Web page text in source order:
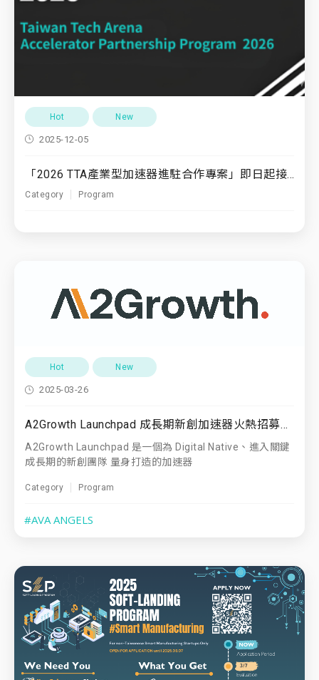
Hot New
2025-12-05
「2026 TTA產業型加速器進駐合作專案」即日起接受申請！
Category Program
Hot New
2025-03-26
A2Growth Launchpad 成長期新創加速器火熱招募中！
A2Growth Launchpad 是一個為 Digital Native、進入關鍵
成長期的新創團隊 量身打造的加速器
Category Program
#AVA ANGELS